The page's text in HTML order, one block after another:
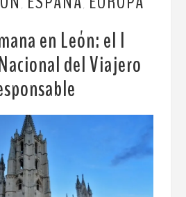
en León: el I
del Viajero